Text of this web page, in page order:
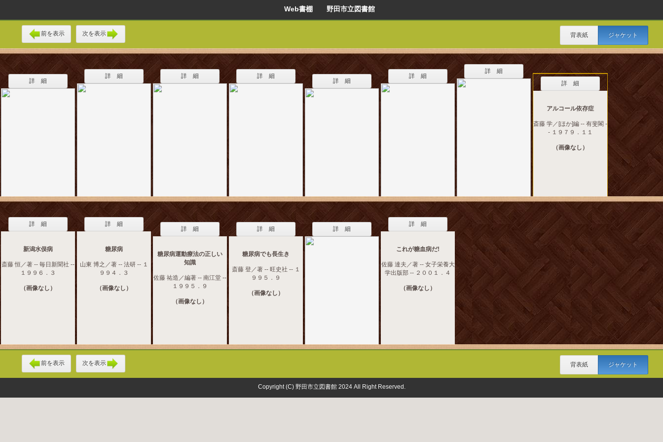
Web書棚 野田市立図書館
前を表示 次を表示 背表紙 ジャケット
詳 細
詳 細 詳 細 詳 細
詳 細
詳 細
詳 細
詳 細
アルコール依存症
斎藤 学／[ほか]編 -- 有斐閣 -
- １９７９．１１
（画像なし）
詳 細
新潟水俣病
斎藤 恒／著 -- 毎日新聞社 --
１９９６．３
（画像なし）
詳 細
糖尿病
山東 博之／著 -- 法研 -- １
９９４．３
（画像なし）
詳 細
糖尿病運動療法の正しい
知識
佐藤 祐造／編著 -- 南江堂 --
１９９５．９
（画像なし）
詳 細
糖尿病でも長生き
斎藤 登／著 -- 旺史社 -- １
９９５．９
（画像なし）
詳 細
詳 細
これが糖血病だ!
佐藤 達夫／著 -- 女子栄養大
学出版部 -- ２００１．４
（画像なし）
前を表示 次を表示 背表紙 ジャケット
Copyright (C) 野田市立図書館 2024 All Right Reserved.